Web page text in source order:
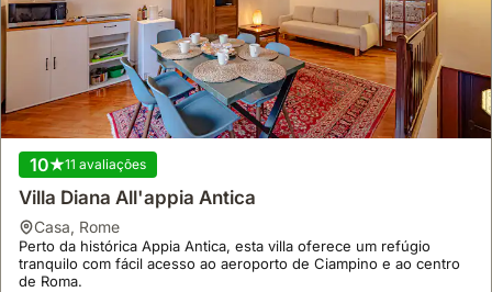
10 11 avaliações
Villa Diana All'appia Antica
casa, Rome
Perto da histórica Appia Antica, esta villa oferece um refúgio
tranquilo com fácil acesso ao aeroporto de Ciampino e ao centro
de Roma.